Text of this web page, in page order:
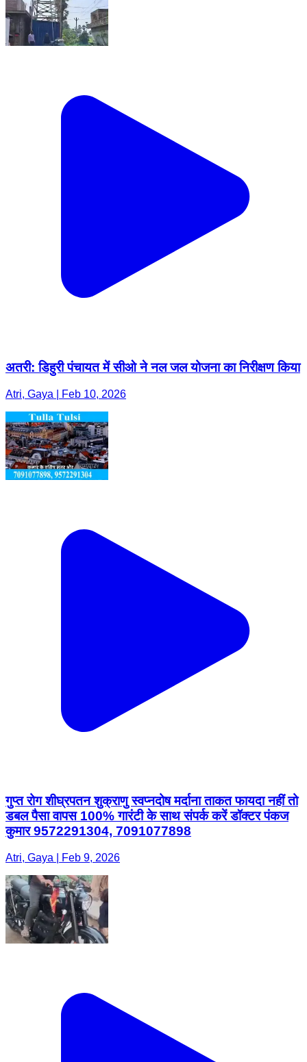
अतरी: डिहुरी पंचायत में सीओ ने नल जल योजना का निरीक्षण किया
Atri, Gaya | Feb 10, 2026
गुप्त रोग शीघ्रपतन शुक्राणु स्वप्नदोष मर्दाना ताकत फायदा नहीं तो
डबल पैसा वापस 100% गारंटी के साथ संपर्क करें डॉक्टर पंकज
कुमार 9572291304, 7091077898
Atri, Gaya | Feb 9, 2026